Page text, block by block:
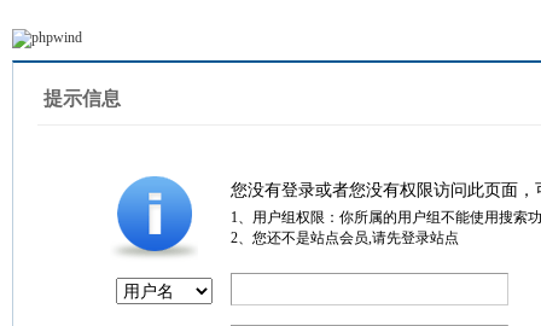
提示信息
您没有登录或者您没有权限访问此页面
1、用户组权限：你所属的用户组不能使用搜索
2、您还不是站点会员,请先登录站点